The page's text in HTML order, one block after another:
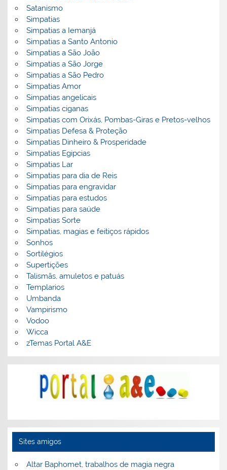
Satanismo
Simpatias
Simpatias a Iemanjá
Simpatias a Santo Antonio
Simpatias a São João
Simpatias a São Jorge
Simpatias a São Pedro
Simpatias Amor
Simpatias angelicais
Simpatias ciganas
Simpatias com Orixás, Pombas-Giras e Pretos-velhos
Simpatias Defesa & Proteção
Simpatias Dinheiro & Prosperidade
Simpatias Egipcias
Simpatias Lar
Simpatias para dia de Reis
Simpatias para engravidar
Simpatias para estudos
Simpatias para saúde
Simpatias Sorte
Simpatias, magias e feitiços rápidos
Sonhos
Sortilégios
Supertições
Talismãs, amuletos e patuás
Templarios
Umbanda
Vampirismo
Vodoo
Wicca
zTemas Portal A&E
Sites amigos
Altar Baphomet, trabalhos de magia negra